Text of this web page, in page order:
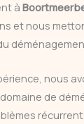
à
et nous
nous
de